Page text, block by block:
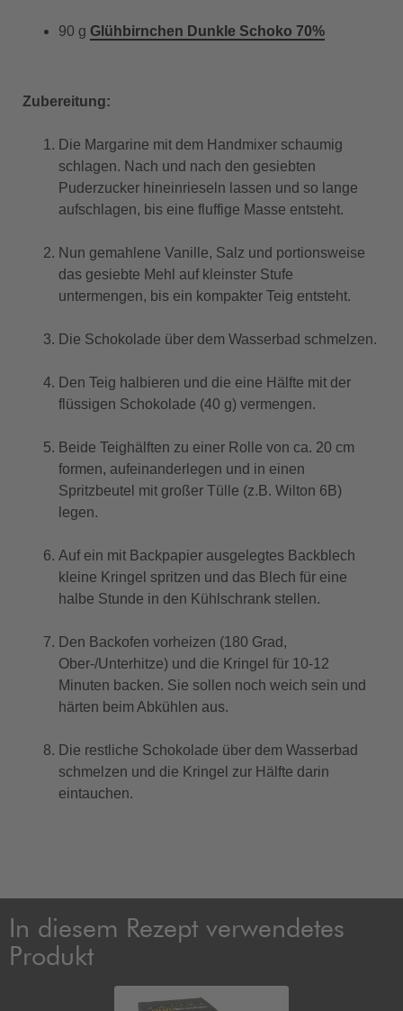
90 g Glühbirnchen Dunkle Schoko 70%
Zubereitung:
Die Margarine mit dem Handmixer schaumig
schlagen. Nach und nach den gesiebten
Puderzucker hineinrieseln lassen und so lange
aufschlagen, bis eine fluffige Masse entsteht.
Nun gemahlene Vanille, Salz und portionsweise
das gesiebte Mehl auf kleinster Stufe
untermengen, bis ein kompakter Teig entsteht.
Die Schokolade über dem Wasserbad schmelzen.
Den Teig halbieren und die eine Hälfte mit der
flüssigen Schokolade (40 g) vermengen.
Beide Teighälften zu einer Rolle von ca. 20 cm
formen, aufeinanderlegen und in einen
Spritzbeutel mit großer Tülle (z.B. Wilton 6B)
legen.
Auf ein mit Backpapier ausgelegtes Backblech
kleine Kringel spritzen und das Blech für eine
halbe Stunde in den Kühlschrank stellen.
Den Backofen vorheizen (180 Grad,
Ober-/Unterhitze) und die Kringel für 10-12
Minuten backen. Sie sollen noch weich sein und
härten beim Abkühlen aus.
Die restliche Schokolade über dem Wasserbad
schmelzen und die Kringel zur Hälfte darin
eintauchen.
In diesem Rezept verwendetes
Produkt